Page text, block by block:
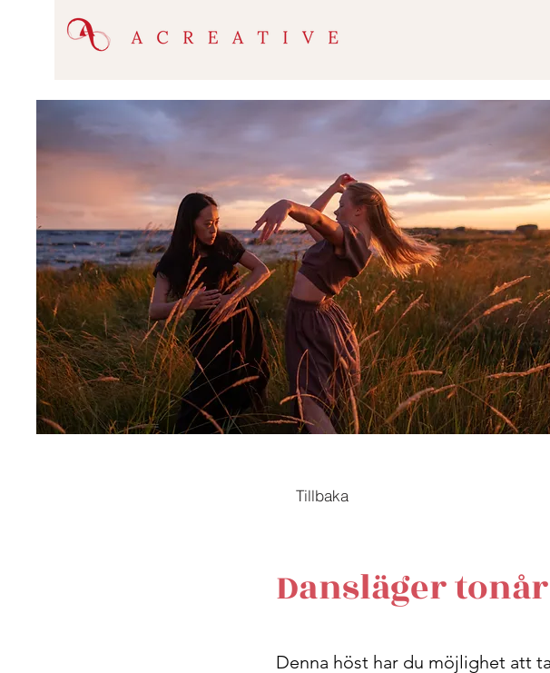
Tillbaka
Dansläger tonår
Denna höst har du möjlighet att